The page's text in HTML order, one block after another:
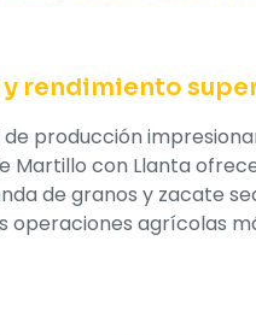
rendimiento
producción
Martillo con Llanta
de granos y zacate
operaciones agrícolas